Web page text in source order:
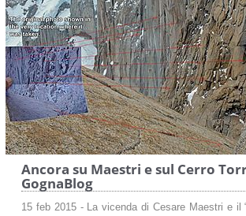
Ancora su Maestri e sul Cerro
GognaBlog
15 feb 2015 - La vicenda di Cesare Maestri e il